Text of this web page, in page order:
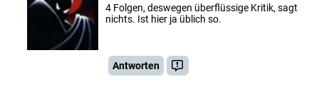
4 Folgen, deswegen überflüssige Kritik, sagt
nichts. Ist hier ja üblich so.
Antworten